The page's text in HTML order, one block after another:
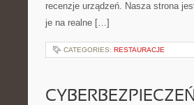
recenzje urządzeń. Nasza strona
je na realne […]
CATEGORIES: RESTAURACJE